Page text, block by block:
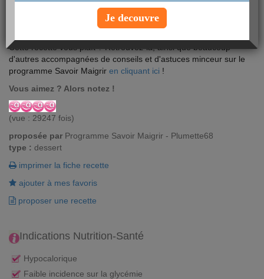
Une mousse rafraîchissante et légère en calories qui égayera vos
repas estivaux ! Se décline à l'infini en fonction des fruits de
Cette recette vous plaît ? Retrouvez-la, ainsi que beaucoup
d'autres accompagnées de conseils et d'astuces minceur sur le
programme Savoir Maigrir en cliquant ici !
Vous aimez ? Alors notez !
(vue : 29247 fois)
proposée par Programme Savoir Maigrir - Plumette68
type : dessert
imprimer la fiche recette
ajouter à mes favoris
proposer une recette
Indications Nutrition-Santé
Hypocalorique
Faible incidence sur la glycémie
Je decouvre